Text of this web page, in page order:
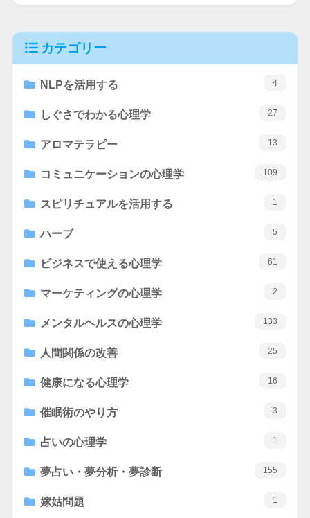
カテゴリー
NLPを活用する 4
しぐさでわかる心理学 27
アロマテラピー 13
コミュニケーションの心理学 109
スピリチュアルを活用する 1
ハーブ 5
ビジネスで使える心理学 61
マーケティングの心理学 2
メンタルヘルスの心理学 133
人間関係の改善 25
健康になる心理学 16
催眠術のやり方 3
占いの心理学 1
夢占い・夢分析・夢診断 155
嫁姑問題 1